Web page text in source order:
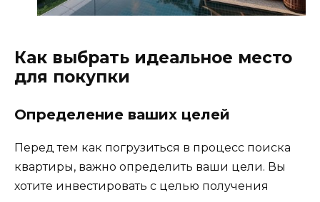
Как выбрать идеальное место
для покупки
Определение ваших целей
Перед тем как погрузиться в процесс поиска
квартиры, важно определить ваши цели. Вы
хотите инвестировать с целью получения